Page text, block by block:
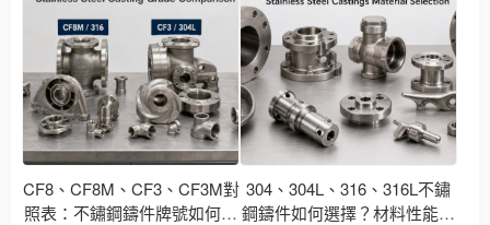
CF8、CF8M、CF3、CF3M對
照表：不鏽鋼鑄件牌號如何對
304、304L、316、316L不鏽
鋼鑄件如何選擇？材料性能與